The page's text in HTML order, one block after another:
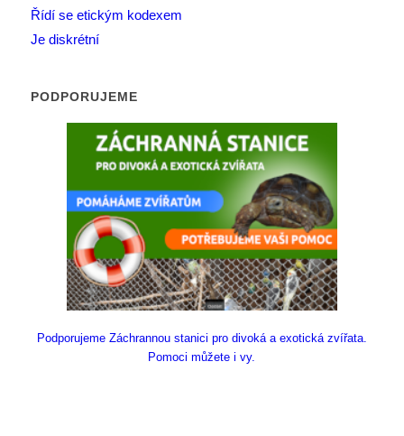
Řídí se etickým kodexem
Je diskrétní
PODPORUJEME
Podporujeme Záchrannou stanici pro divoká a exotická zvířata.
Pomoci můžete i vy.